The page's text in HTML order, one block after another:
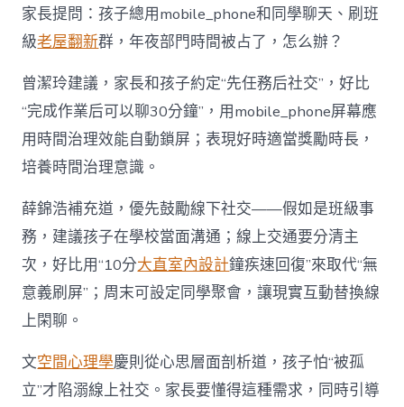
家長提問：孩子總用mobile_phone和同學聊天、刷班
級老屋翻新群，年夜部門時間被占了，怎么辦？
曾潔玲建議，家長和孩子約定“先任務后社交”，好比
“完成作業后可以聊30分鐘”，用mobile_phone屏幕應
用時間治理效能自動鎖屏；表現好時適當獎勵時長，
培養時間治理意識。
薛錦浩補充道，優先鼓勵線下社交——假如是班級事
務，建議孩子在學校當面溝通；線上交通要分清主
次，好比用“10分大直室內設計鐘疾速回復”來取代“無
意義刷屏”；周末可設定同學聚會，讓現實互動替換線
上閑聊。
文空間心理學慶則從心思層面剖析道，孩子怕“被孤
立”才陷溺線上社交。家長要懂得這種需求，同時引導